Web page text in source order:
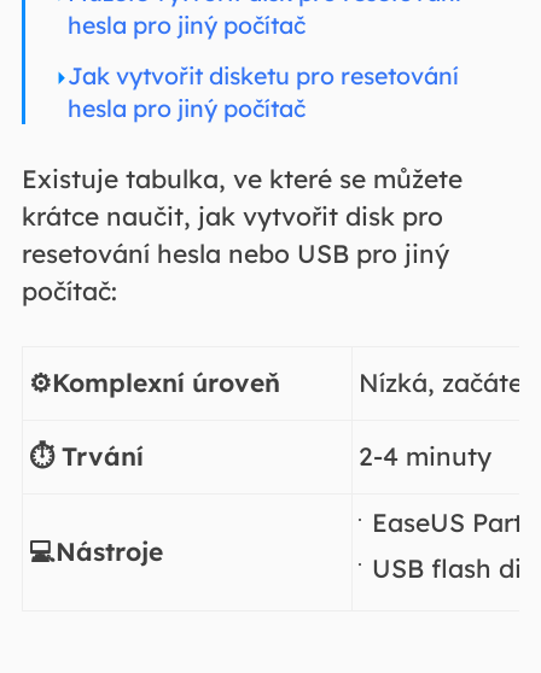
hesla pro jiný počítač
Jak vytvořit disketu pro resetování
hesla pro jiný počítač
Existuje tabulka, ve které se můžete
krátce naučit, jak vytvořit disk pro
resetování hesla nebo USB pro jiný
počítač:
⚙️Komplexní úroveň Nízká,
⏱️ Trvání 2-4 minuty
💻Nástroje
EaseUS
USB flash